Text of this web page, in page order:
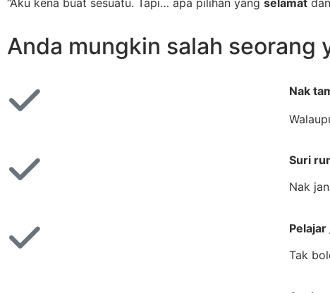
Anda mungkin salah seorang
Nak
Suri
Nak
Tak